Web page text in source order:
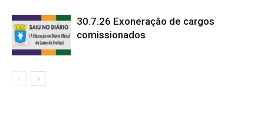
30.7.26 Exoneração de cargos
comissionados